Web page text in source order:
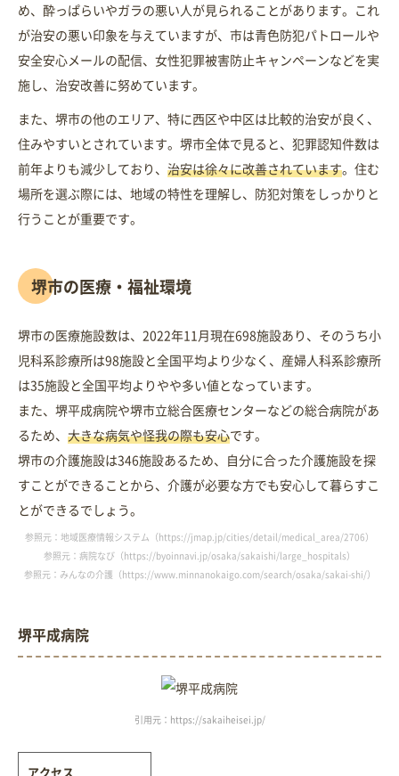
め、酔っぱらいやガラの悪い人が見られることがあります。これ
が治安の悪い印象を与えていますが、市は青色防犯パトロールや
安全安心メールの配信、女性犯罪被害防止キャンペーンなどを実
施し、治安改善に努めています。
また、堺市の他のエリア、特に西区や中区は比較的治安が良く、
住みやすいとされています。堺市全体で見ると、犯罪認知件数は
前年よりも減少しており、 治安は徐々に改善されています。住む
場所を選ぶ際には、地域の特性を理解し、防犯対策をしっかりと
行うことが重要です。
堺市の医療・福祉環境
堺市の医療施設数は、2022年11月現在698施設あり、そのうち小
児科系診療所は98施設と全国平均より少なく、産婦人科系診療所
は35施設と全国平均よりやや多い値となっています。
また、堺平成病院や堺市立総合医療センターなどの総合病院があ
るため、 大きな病気や怪我の際も安心です。
堺市の介護施設は346施設あるため、自分に合った介護施設を探
すことができることから、介護が必要な方でも安心して暮らすこ
とができるでしょう。
参照元：地域医療情報システム（https://jmap.jp/cities/detail/medical_area/2706）
参照元：病院なび（https://byoinnavi.jp/osaka/sakaishi/large_hospitals）
参照元：みんなの介護（https://www.minnanokaigo.com/search/osaka/sakai-shi/）
堺平成病院
引用元：https://sakaiheisei.jp/
アクセス